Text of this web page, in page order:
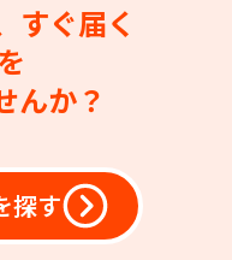
すぐ届く
んか？
探す